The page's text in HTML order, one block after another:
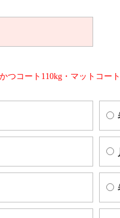
つコート110kg・マットコー